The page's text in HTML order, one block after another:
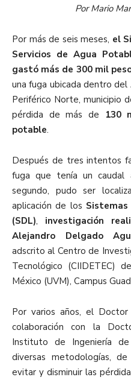
Por Mario
Por más de seis meses, el
Servicios de Agua
gastó más de 300 mil
una fuga ubicada dentro
Periférico Norte, municipio
pérdida de más de
130
potable.
Después de tres intentos
fuga que tenía un
segundo, pudo ser
aplicación de los
(SDL), investigación
Alejandro Delgado
adscrito al Centro de
Tecnológico (CIIDETEC)
México (UVM), Campus
Por varios años, el
colaboración con la
Instituto de Ingeniería
diversas metodologías,
evitar y disminuir las